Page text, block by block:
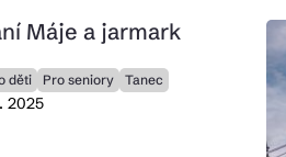
© 2026 Brána
Máje a jarmark
děti Pro seniory Tanec
2025